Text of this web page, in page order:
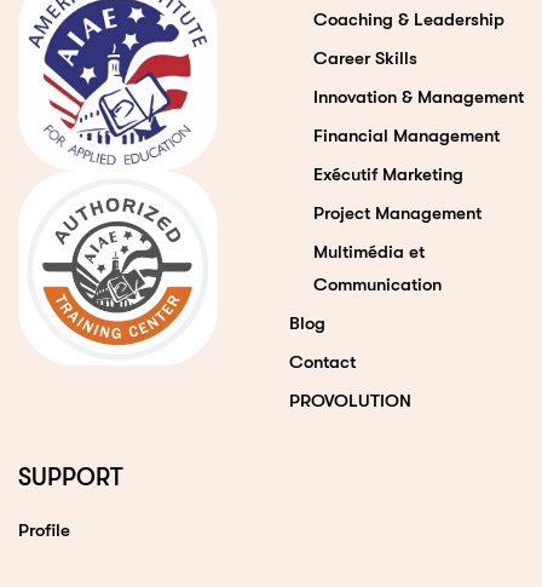
Coaching & Leadership
Career Skills
Innovation & Management
Financial Management
Exécutif Marketing
Project Management
Multimédia et
Communication
Blog
Contact
PROVOLUTION
SUPPORT
Profile